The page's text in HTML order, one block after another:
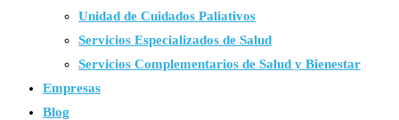
Unidad de Cuidados Paliativos
Servicios Especializados de Salud
Servicios Complementarios de Salud y Bienestar
Empresas
Blog